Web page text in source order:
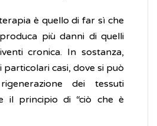
è quello di far sì che
più danni di quelli
cronica. In sostanza,
casi, dove si può
dei tessuti
il principio di “ciò che è